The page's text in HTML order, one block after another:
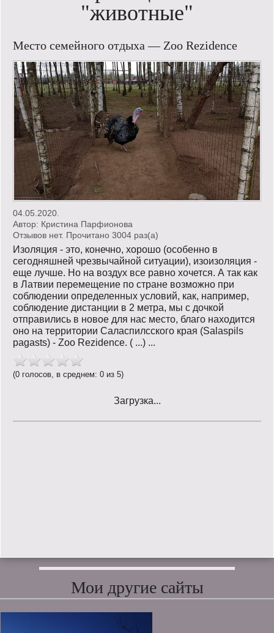
Книгообзор
Лаконизмы
Логика
Поговорим?!
Риторика
Слово гостям
Философские размышления
Этот огромный мир!
Login
"животные"
Место семейного отдыха — Zoo Rezidence
04.05.2020.
Автор: Кристина Парфионова
Отзывов нет. Прочитано 3004 раз(a)
Изоляция - это, конечно, хорошо (особенно в
сегодняшней чрезвычайной ситуации), изоизоляция -
еще лучше. Но на воздух все равно хочется. А так как
в Латвии перемещение по стране возможно при
соблюдении определенных условий, как, например,
соблюдение дистанции в 2 метра, мы с дочкой
отправились в новое для нас место, благо находится
оно на территории Саласпилсского края (Salaspils
pagasts) - Zoo Rezidence. ( ...) ...
(0 голосов, в среднем: 0 из 5)
Загрузка...
Мои другие сайты